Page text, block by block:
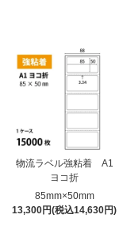
物流ラベル強粘着 A1
ヨコ折
85mm×50mm
13,300円(税込14,630円)